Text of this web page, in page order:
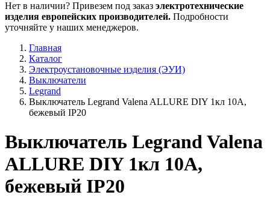
Нет в наличии? Привезем под заказ электротехнические
изделия европейских производителей. Подробности
уточняйте у наших менеджеров.
Главная
Каталог
Электроустановочные изделия (ЭУИ)
Выключатели
Legrand
Выключатель Legrand Valena ALLURE DIY 1кл 10А,
бежевый IP20
Выключатель Legrand Valena
ALLURE DIY 1кл 10А,
бежевый IP20